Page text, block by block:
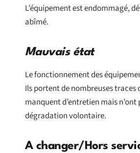
L’équipement est endommagé,
abîmé.
Mauvais état
Le fonctionnement des
Ils portent de nombreuses traces
manquent d’entretien mais n’ont
dégradation volontaire.
A changer/Hors